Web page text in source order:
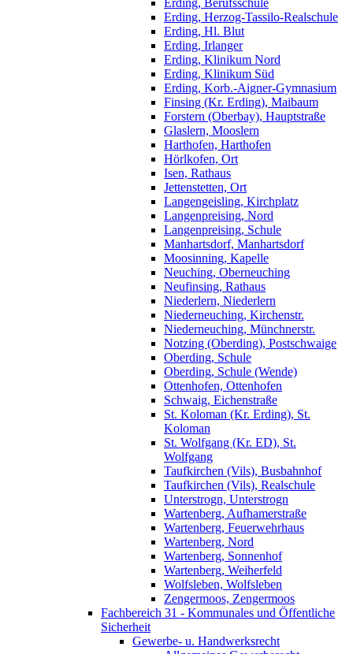
Erding, Berufsschule
Erding, Herzog-Tassilo-Realschule
Erding, Hl. Blut
Erding, Irlanger
Erding, Klinikum Nord
Erding, Klinikum Süd
Erding, Korb.-Aigner-Gymnasium
Finsing (Kr. Erding), Maibaum
Forstern (Oberbay), Hauptstraße
Glaslern, Mooslern
Harthofen, Harthofen
Hörlkofen, Ort
Isen, Rathaus
Jettenstetten, Ort
Langengeisling, Kirchplatz
Langenpreising, Nord
Langenpreising, Schule
Manhartsdorf, Manhartsdorf
Moosinning, Kapelle
Neuching, Oberneuching
Neufinsing, Rathaus
Niederlern, Niederlern
Niederneuching, Kirchenstr.
Niederneuching, Münchnerstr.
Notzing (Oberding), Postschwaige
Oberding, Schule
Oberding, Schule (Wende)
Ottenhofen, Ottenhofen
Schwaig, Eichenstraße
St. Koloman (Kr. Erding), St.
Koloman
St. Wolfgang (Kr. ED), St.
Wolfgang
Taufkirchen (Vils), Busbahnhof
Taufkirchen (Vils), Realschule
Unterstrogn, Unterstrogn
Wartenberg, Aufhamerstraße
Wartenberg, Feuerwehrhaus
Wartenberg, Nord
Wartenberg, Sonnenhof
Wartenberg, Weiherfeld
Wolfsleben, Wolfsleben
Zengermoos, Zengermoos
Fachbereich 31 - Kommunales und Öffentliche
Sicherheit
Gewerbe- u. Handwerksrecht